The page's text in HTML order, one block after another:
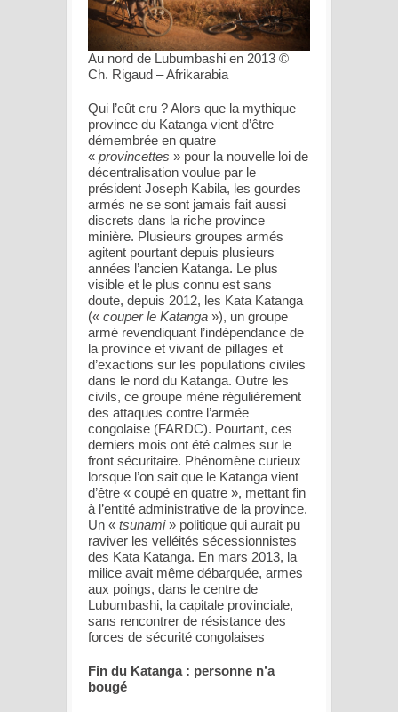
Au nord de Lubumbashi en 2013 ©
Ch. Rigaud – Afrikarabia
Qui l’eût cru ? Alors que la mythique
province du Katanga vient d’être
démembrée en quatre
« provincettes » pour la nouvelle loi de
décentralisation voulue par le
président Joseph Kabila, les gourdes
armés ne se sont jamais fait aussi
discrets dans la riche province
minière. Plusieurs groupes armés
agitent pourtant depuis plusieurs
années l’ancien Katanga. Le plus
visible et le plus connu est sans
doute, depuis 2012, les Kata Katanga
(« couper le Katanga »), un groupe
armé revendiquant l’indépendance de
la province et vivant de pillages et
d’exactions sur les populations civiles
dans le nord du Katanga. Outre les
civils, ce groupe mène régulièrement
des attaques contre l’armée
congolaise (FARDC). Pourtant, ces
derniers mois ont été calmes sur le
front sécuritaire. Phénomène curieux
lorsque l’on sait que le Katanga vient
d’être « coupé en quatre », mettant fin
à l’entité administrative de la province.
Un « tsunami» politique qui aurait pu
raviver les velléités sécessionnistes
des Kata Katanga. En mars 2013, la
milice avait même débarquée, armes
aux poings, dans le centre de
Lubumbashi, la capitale provinciale,
sans rencontrer de résistance des
forces de sécurité congolaises
Fin du Katanga : personne n’a
bougé